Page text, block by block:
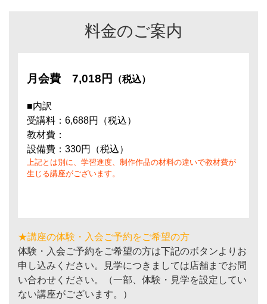
料金のご案内
月会費 7,018円 （税込）
■内訳
受講料：6,688円（税込）
教材費：
設備費：330円（税込）
上記とは別に、学習進度、制作作品の材料の違いで教材費が
生じる講座がございます。
★講座の体験・入会ご予約をご希望の方
体験・入会ご予約をご希望の方は下記のボタンよりお
申し込みください。見学につきましては店舗までお問
い合わせください。（一部、体験・見学を設定してい
ない講座がございます。）